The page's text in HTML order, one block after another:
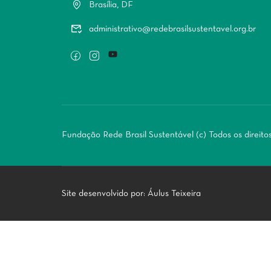
Brasília, DF
administrativo@redebrasilsustentavel.org.br
Fundação Rede Brasil Sustentável (c) Todos os
Site desenvolvido por: Áulus Teixeira